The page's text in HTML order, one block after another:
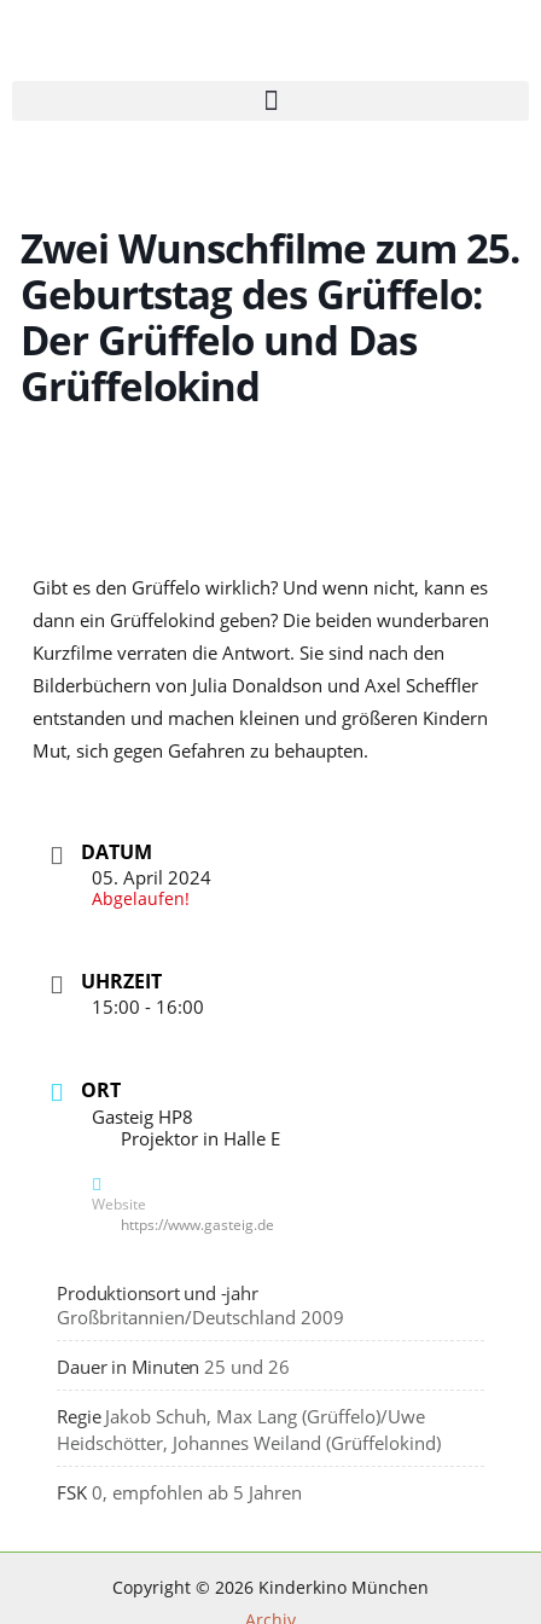
Zwei Wunschfilme zum 25.
Geburtstag des Grüffelo:
Der Grüffelo und Das
Grüffelokind
Gibt es den Grüffelo wirklich? Und wenn nicht, kann es
dann ein Grüffelokind geben? Die beiden wunderbaren
Kurzfilme verraten die Antwort. Sie sind nach den
Bilderbüchern von Julia Donaldson und Axel Scheffler
entstanden und machen kleinen und größeren Kindern
Mut, sich gegen Gefahren zu behaupten.
DATUM
05. April 2024
Abgelaufen!
UHRZEIT
15:00 - 16:00
ORT
Gasteig HP8
Projektor in Halle E
Website
https://www.gasteig.de
Produktionsort und -jahr
Großbritannien/Deutschland 2009
Dauer in Minuten 25 und 26
Regie Jakob Schuh, Max Lang (Grüffelo)/Uwe
Heidschötter, Johannes Weiland (Grüffelokind)
FSK 0, empfohlen ab 5 Jahren
Copyright © 2026 Kinderkino München